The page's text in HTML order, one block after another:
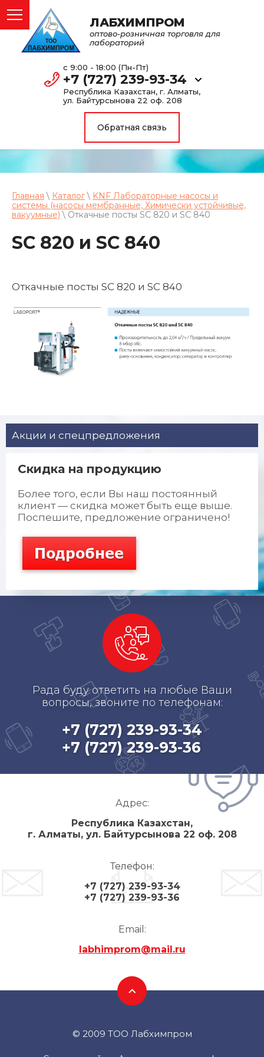
ЛАБХИМПРОМ
оптово-розничная торговля для
лабораторий
с 9:00 - 18:00 (Пн-Пт)
+7 (727) 239-93-34
Республика Казахстан, г. Алматы,
ул. Байтурсынова 22 оф. 208
Обратная связь
Главная \ Каталог\ KNF Лабораторные насосы и
системы (насосы мембранные, Химически устойчивые,
вакуумные) \ Откачные посты SC 820 и SC 840
SC 820 и SC 840
Откачные посты SC 820 и SC 840
Акции и спецпредложения
Cкидка на продукцию
Более того, если Вы наш постоянный
клиент — скидка может быть еще выше.
Поспешите, предложение ограничено!
Рада буду ответить на любые Ваши
вопросы, звоните по телефонам:
+7 (727) 239-93-34
+7 (727) 239-93-36
Адрес:
Республика Казахстан,
г. Алматы, ул. Байтурсынова 22 оф. 208
Телефон:
+7 (727) 239-93-34
+7 (727) 239-93-36
Email:
labhimprom@mail.ru
© 2009 ТОО Лабхимпром